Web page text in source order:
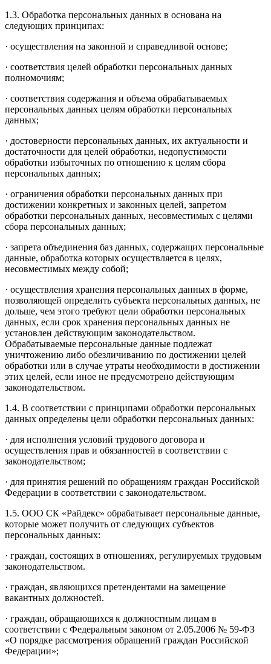
1.3. Обработка персональных данных в основана на
следующих принципах:
· осуществления на законной и справедливой основе;
· соответствия целей обработки персональных данных
полномочиям;
· соответствия содержания и объема обрабатываемых
персональных данных целям обработки персональных
данных;
· достоверности персональных данных, их актуальности и
достаточности для целей обработки, недопустимости
обработки избыточных по отношению к целям сбора
персональных данных;
· ограничения обработки персональных данных при
достижении конкретных и законных целей, запретом
обработки персональных данных, несовместимых с целями
сбора персональных данных;
· запрета объединения баз данных, содержащих персональные
данные, обработка которых осуществляется в целях,
несовместимых между собой;
· осуществления хранения персональных данных в форме,
позволяющей определить субъекта персональных данных, не
дольше, чем этого требуют цели обработки персональных
данных, если срок хранения персональных данных не
установлен действующим законодательством.
Обрабатываемые персональные данные подлежат
уничтожению либо обезличиванию по достижении целей
обработки или в случае утраты необходимости в достижении
этих целей, если иное не предусмотрено действующим
законодательством.
1.4. В соответствии с принципами обработки персональных
данных определены цели обработки персональных данных:
· для исполнения условий трудового договора и
осуществления прав и обязанностей в соответствии с
законодательством;
· для принятия решений по обращениям граждан Российской
Федерации в соответствии с законодательством.
1.5. ООО СК «Райдекс» обрабатывает персональные данные,
которые может получить от следующих субъектов
персональных данных:
· граждан, состоящих в отношениях, регулируемых трудовым
законодательством.
· граждан, являющихся претендентами на замещение
вакантных должностей.
· граждан, обращающихся к должностным лицам в
соответствии с Федеральным законом от 2.05.2006 № 59-ФЗ
«О порядке рассмотрения обращений граждан Российской
Федерации»;